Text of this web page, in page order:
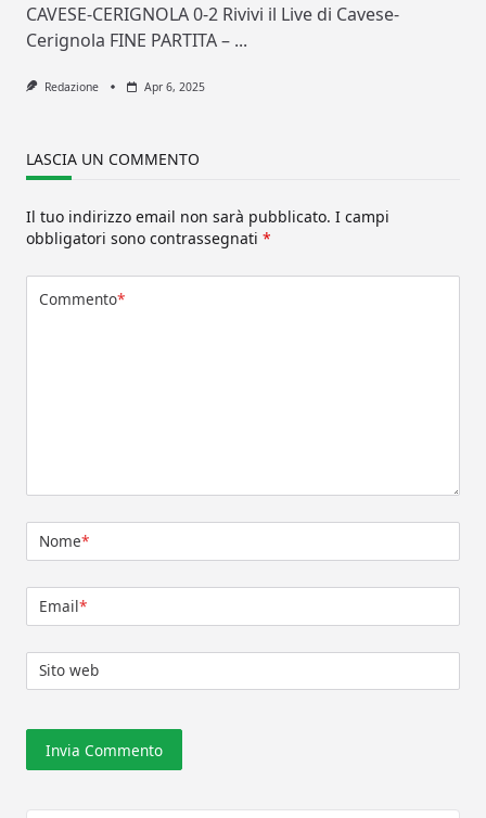
CAVESE-CERIGNOLA 0-2 Rivivi il Live di Cavese-
Cerignola FINE PARTITA – ...
Redazione Apr 6, 2025
LASCIA UN COMMENTO
Il tuo indirizzo email non sarà pubblicato. I campi
obbligatori sono contrassegnati *
Commento*
Nome*
Email*
Sito web